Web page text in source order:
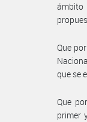
Que
que se
Que
primer